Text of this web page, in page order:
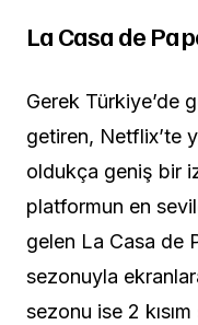
La Casa de
Gerek Türkiye’de
getiren, Netflix’te
oldukça geniş bir
platformun en
gelen La Casa de
sezonuyla
sezonu ise 2